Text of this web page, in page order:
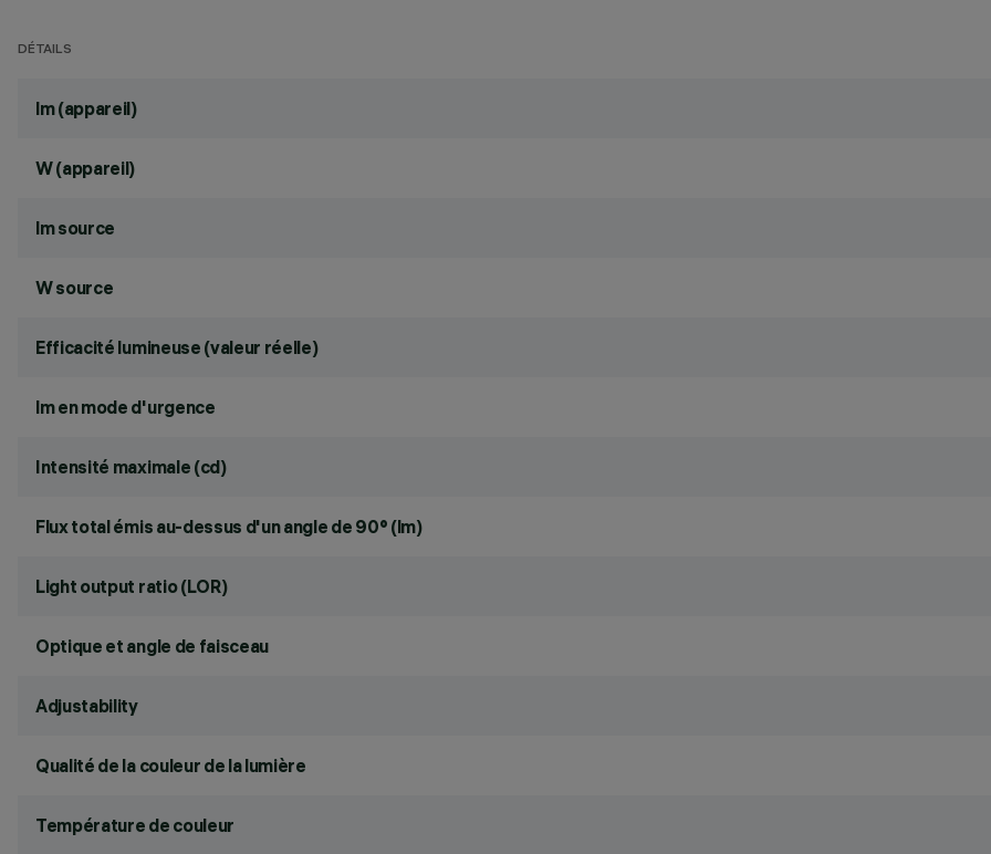
DÉTAILS
lm (appareil)
W (appareil)
lm source
W source
Efficacité lumineuse (valeur réelle)
lm en mode d'urgence
Intensité maximale (cd)
Flux total émis au-dessus d'un angle de 90° (lm)
Light output ratio (LOR)
Optique et angle de faisceau
Adjustability
Qualité de la couleur de la lumière
Température de couleur